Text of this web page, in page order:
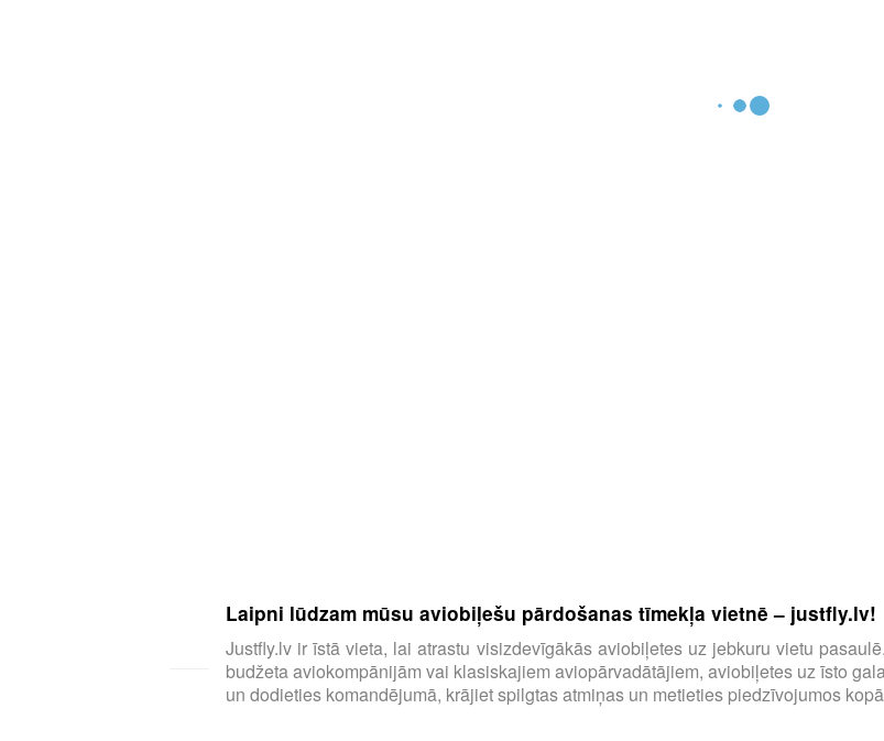
Laipni lūdzam mūsu aviobiļešu pārdošanas tīmekļa vietnē – justfly.lv!
Justfly.lv ir īstā vieta, lai atrastu visizdevīgākās aviobiļetes uz jebkuru vietu
budžeta aviokompānijām vai klasiskajiem aviopārvadātājiem, aviobiļetes uz īsto
un dodieties komandējumā, krājiet spilgtas atmiņas un metieties piedzīvojumos